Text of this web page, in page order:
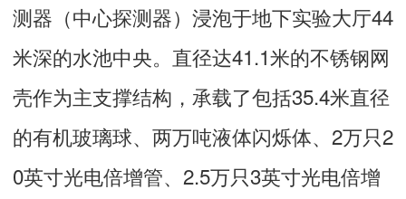
测器（中心探测器）浸泡于地下实验大厅44
米深的水池中央。直径达41.1米的不锈钢网
壳作为主支撑结构，承载了包括35.4米直径
的有机玻璃球、两万吨液体闪烁体、2万只2
0英寸光电倍增管、2.5万只3英寸光电倍增